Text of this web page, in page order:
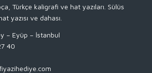
Türkçe kaligrafi ve hat yazıları. Sülüs
yazısı ve dahası.
– Eyüp – İstanbul
40